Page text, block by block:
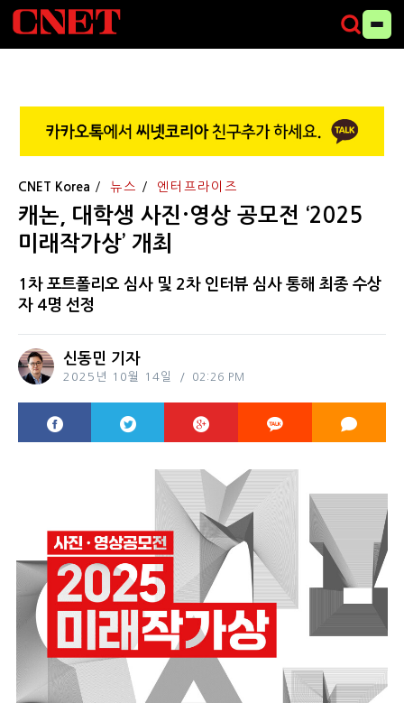
CNET Korea 뉴스 엔터프라이즈
캐논, 대학생 사진·영상 공모전 ‘2025
미래작가상’ 개최
1차 포트폴리오 심사 및 2차 인터뷰 심사 통해 최종 수상
자 4명 선정
신동민 기자
2025년 10월 14일 02:26 PM